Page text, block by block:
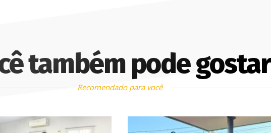
também pode gostar
Recomendado para você